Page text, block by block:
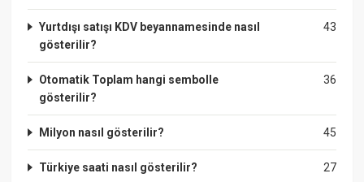
43
Yurtdışı satışı KDV beyannamesinde nasıl
gösterilir?
36
Otomatik Toplam hangi sembolle
gösterilir?
45
Milyon nasıl gösterilir?
27
Türkiye saati nasıl gösterilir?